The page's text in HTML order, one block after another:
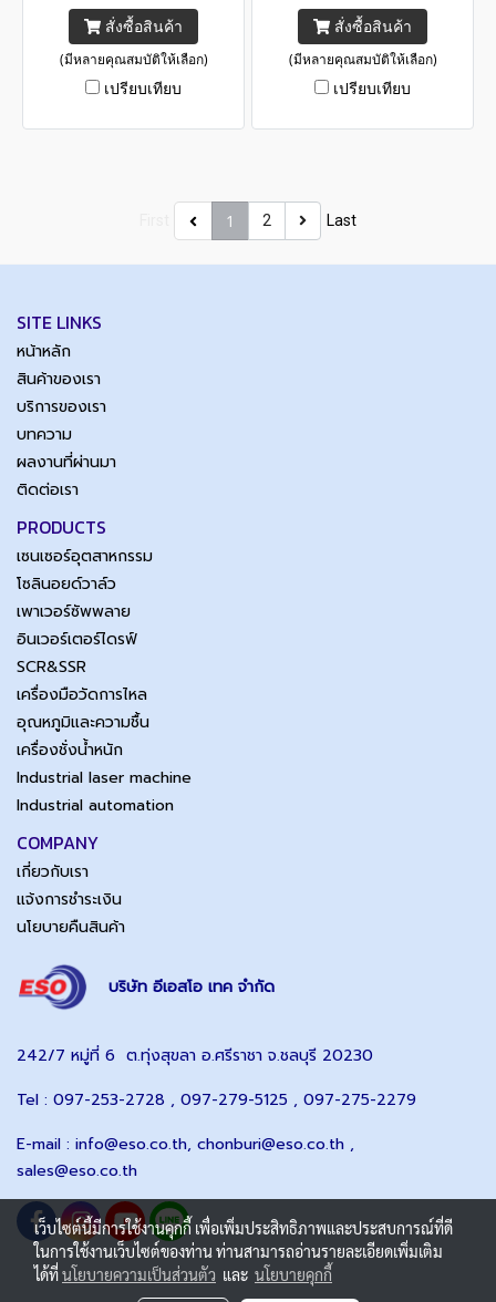
sensor CR30X series, CE and
UL certified with IP67
สั่งซื้อสินค้า
(มีหลายคุณสมบัติให้เลือก)
เปรียบเทียบ
series, CE and UL certified
with IP67
สั่งซื้อสินค้า
(มีหลายคุณสมบัติให้เลือก)
เปรียบเทียบ
1 2 Last
SITE LINKS
หน้าหลัก
สินค้าของเรา
บริการของเรา
บทความ
ผลงานที่ผ่านมา
ติดต่อเรา
PRODUCTS
เซนเซอร์อุตสาหกรรม
โซลินอยด์วาล์ว
เพาเวอร์ซัพพลาย
อินเวอร์เตอร์ไดรฟ์
SCR&SSR
เครื่องมือวัดการไหล
อุณหภูมิและความชื้น
เครื่องชั่งน้ำหนัก
Industrial laser machine
Industrial automation
COMPANY
เกี่ยวกับเรา
แจ้งการชำระเงิน
นโยบายคืนสินค้า
บริษัท อีเอสโอ เทค จำกัด
242/7 หมู่ที่ 6 ต.ทุ่งสุขลา อ.ศรีราชา จ.ชลบุรี 20230
Tel : 097-253-2728 , 097-279-5125 , 097-275-2279
E-mail : info@eso.co.th, chonburi@eso.co.th ,
sales@eso.co.th
เว็บไซต์นี้มีการใช้งานคุกกี้ เพื่อเพิ่มประสิทธิภาพและประสบการณ์ที่ดี
ในการใช้งานเว็บไซต์ของท่าน ท่านสามารถอ่านรายละเอียดเพิ่มเติม
ได้ที่นโยบายความเป็นส่วนตัว และ นโยบายคุกกี้